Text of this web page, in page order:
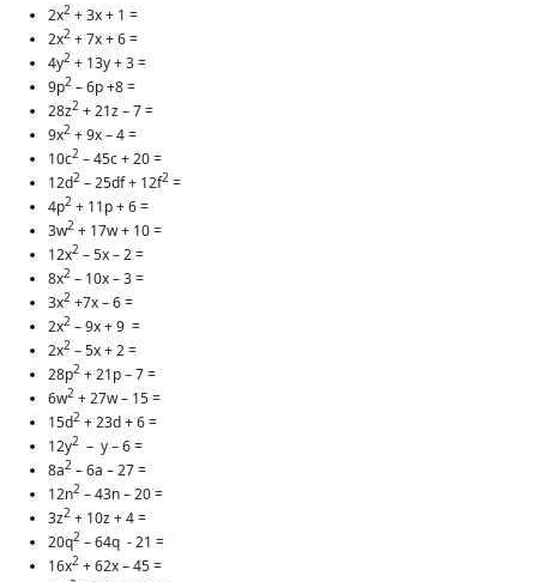
2x2 + 3x + 1 =
2x2 + 7x + 6 =
4y2 + 13y + 3 =
9p2 – 6p +8 =
28z2 + 21z – 7 =
9x2 + 9x – 4 =
10c2 – 45c + 20 =
12d2 – 25df + 12f2 =
4p2 + 11p + 6 =
3w2 + 17w + 10 =
12x2 – 5x – 2 =
8x2 – 10x – 3 =
3x2 +7x – 6 =
2x2 – 9x + 9 =
2x2 – 5x + 2 =
28p2 + 21p – 7 =
6w2 + 27w – 15 =
15d2 + 23d + 6 =
12y2 – y – 6 =
8a2 – 6a – 27 =
12n2 – 43n – 20 =
3z2 + 10z + 4 =
20q2 – 64q - 21 =
16x2 + 62x – 45 =